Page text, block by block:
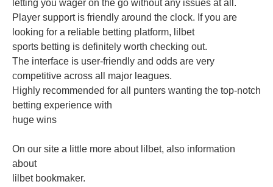
letting you wager on the go without any issues at all.
Player support is friendly around the clock. If you are
looking for a reliable betting platform, lilbet
sports betting is definitely worth checking out.
The interface is user-friendly and odds are very
competitive across all major leagues.
Highly recommended for all punters wanting the top-notch
betting experience with
huge wins
On our site a little more about lilbet, also information
about
lilbet bookmaker.